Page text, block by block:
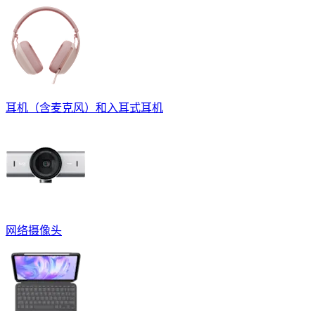
耳机（含麦克风）和入耳式耳机
网络摄像头